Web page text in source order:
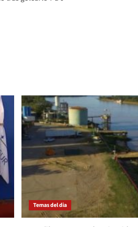
Temas del dia